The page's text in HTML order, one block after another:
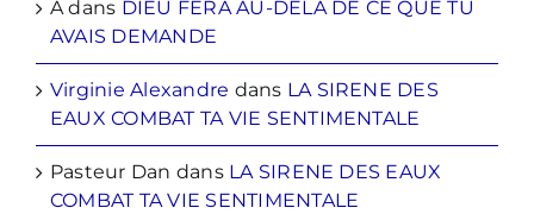
Adans DIEU FERA AU-DELA DE CE QUE TU
AVAIS DEMANDE
Virginie Alexandre dans LA SIRENE DES
EAUX COMBAT TA VIE SENTIMENTALE
Pasteur Dan dans LA SIRENE DES EAUX
COMBAT TA VIE SENTIMENTALE